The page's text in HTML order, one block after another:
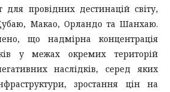
провідних дестинацій світу,
Макао, Орландо та Шанхаю.
що надмірна концентрація
у межах окремих територій
наслідків, серед яких
зростання цін на